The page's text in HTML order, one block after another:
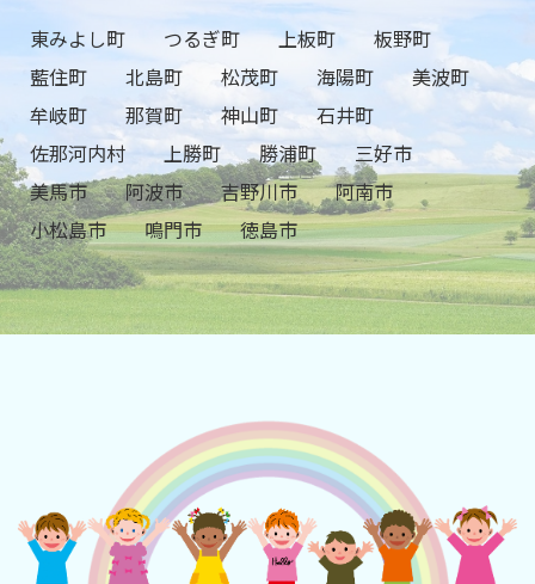
東みよし町
つるぎ町 上板町
板野町
藍住町
北島町 松茂町 海陽町
美波町
牟岐町
那賀町 神山町
石井町
佐那河内村
上勝町 勝浦町
三好市
美馬市
阿波市 吉野川市
阿南市
小松島市
鳴門市 徳島市